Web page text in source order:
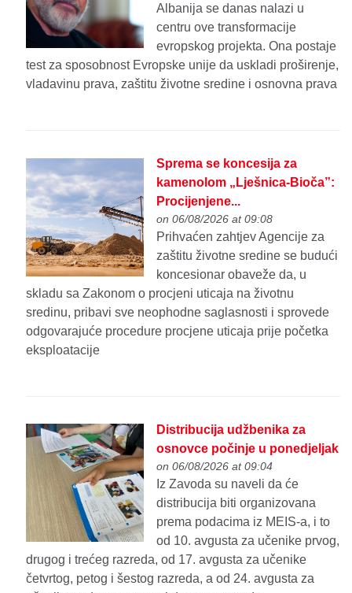
Albanija se danas nalazi u
centru ove transformacije
evropskog projekta. Ona postaje
test za sposobnost Evropske unije da uskladi proširenje,
vladavinu prava, zaštitu životne sredine i osnovna prava
Sprema se koncesija za
kamenolom „Lješnica-Bioča”:
Procijenjene...
on 06/08/2026 at 09:08
Prihvaćen zahtjev Agencije za
zaštitu životne sredine se budući
koncesionar obaveže da, u
skladu sa Zakonom o procjeni uticaja na životnu
sredinu, pribavi sve neophodne saglasnosti i sprovede
odgovarajuće procedure procjene uticaja prije početka
eksploatacije
Distribucija udžbenika za
osnovce počinje u ponedjeljak
on 06/08/2026 at 09:04
Iz Zavoda su naveli da će
distribucija biti organizovana
prema podacima iz MEIS-a, i to
od 10. avgusta za učenike prvog,
drugog i trećeg razreda, od 17. avgusta za učenike
četvrtog, petog i šestog razreda, a od 24. avgusta za